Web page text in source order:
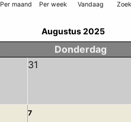
Per maand Per week Vandaag
Augustus 2025
Donderdag
31
7